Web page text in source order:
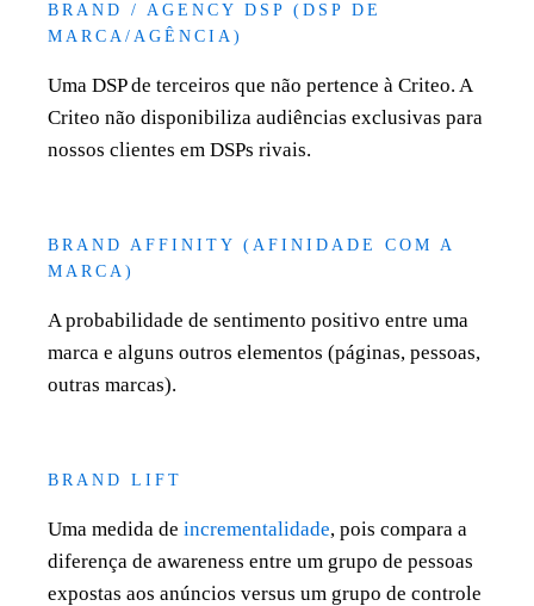
BRAND / AGENCY DSP (DSP DE
MARCA/AGÊNCIA)
Uma DSP de terceiros que não pertence à Criteo. A
Criteo não disponibiliza audiências exclusivas para
nossos clientes em DSPs rivais.
BRAND AFFINITY (AFINIDADE COM A
MARCA)
A probabilidade de sentimento positivo entre uma
marca e alguns outros elementos (páginas, pessoas,
outras marcas).
BRAND LIFT
Uma medida de incrementalidade, pois compara a
diferença de awareness entre um grupo de pessoas
expostas aos anúncios versus um grupo de controle